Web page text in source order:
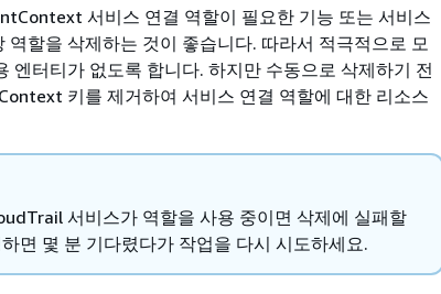
서비스 연결 역할이 필요한 기능 또는 서비스
역할을 삭제하는 것이 좋습니다. 따라서 적극적으로 모
엔터티가 없도록 합니다. 하지만 수동으로 삭제하기 전
키를 제거하여 서비스 연결 역할에 대한 리소스
서비스가 역할을 사용 중이면 삭제에 실패할
면 몇 분 기다렸다가 작업을 다시 시도하세요.